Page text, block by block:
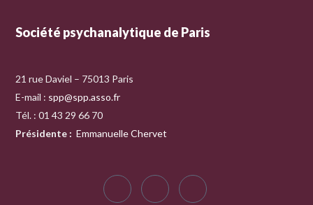
Société psychanalytique de Paris
21 rue Daviel – 75013 Paris
E-mail : spp@spp.asso.fr
Tél. : 01 43 29 66 70
Présidente : Emmanuelle Chervet